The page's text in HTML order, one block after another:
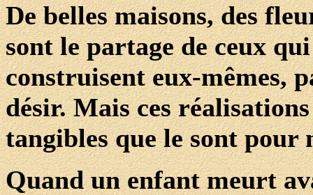
De belles maisons, des
sont le partage de ceux
construisent eux-mêmes,
désir. Mais ces
tangibles que le sont pour
Quand un enfant meurt